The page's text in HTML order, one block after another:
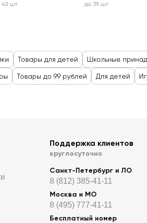
43 шт до 39 шт
Товары для детей Школьные
Товары до 99 рублей Для детей
Поддержка клиентов
круглосуточно
Санкт-Петербург и ЛО
8 (812) 385-41-11
Москва и МО
8 (495) 777-41-11
Бесплатный номер